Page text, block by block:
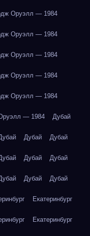
Оруэлл — 1984
Оруэлл — 1984
Оруэлл — 1984
Оруэлл — 1984
Оруэлл — 1984
— 1984 Дубай
Дубай Дубай
Дубай Дубай
Дубай Дубай
Екатеринбург
Екатеринбург